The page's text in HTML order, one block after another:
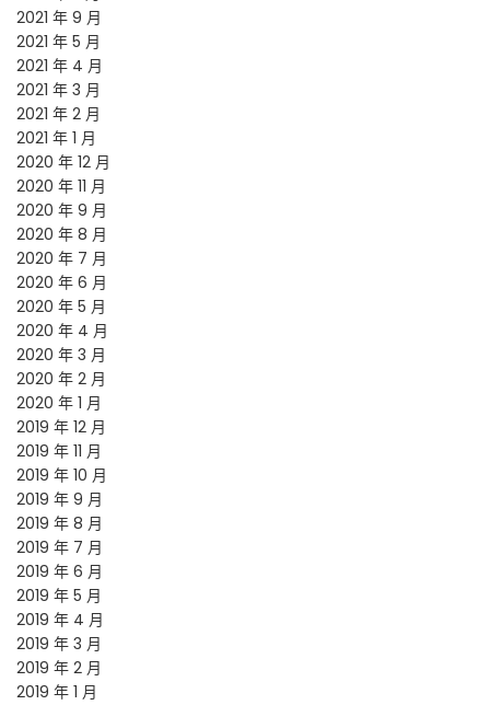
2021 年 9 月
2021 年 5 月
2021 年 4 月
2021 年 3 月
2021 年 2 月
2021 年 1 月
2020 年 12 月
2020 年 11 月
2020 年 9 月
2020 年 8 月
2020 年 7 月
2020 年 6 月
2020 年 5 月
2020 年 4 月
2020 年 3 月
2020 年 2 月
2020 年 1 月
2019 年 12 月
2019 年 11 月
2019 年 10 月
2019 年 9 月
2019 年 8 月
2019 年 7 月
2019 年 6 月
2019 年 5 月
2019 年 4 月
2019 年 3 月
2019 年 2 月
2019 年 1 月